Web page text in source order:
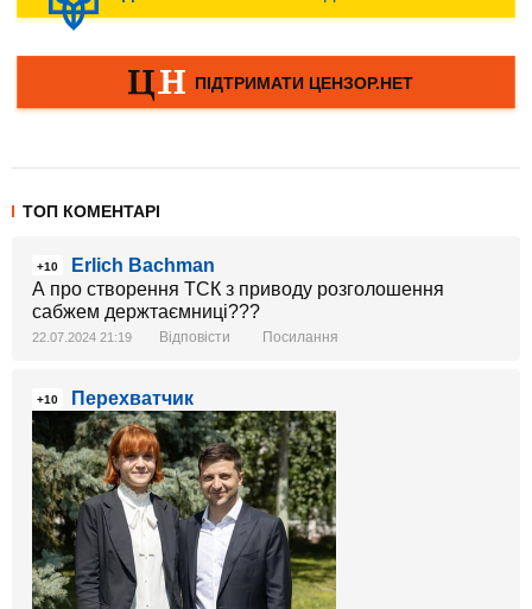
ТОП КОМЕНТАРІ
+10
Erlich Bachman
А про створення ТСК з приводу розголошення
сабжем держтаємниці???
22.07.2024 21:19 Відповісти Посилання
+10 Перехватчик